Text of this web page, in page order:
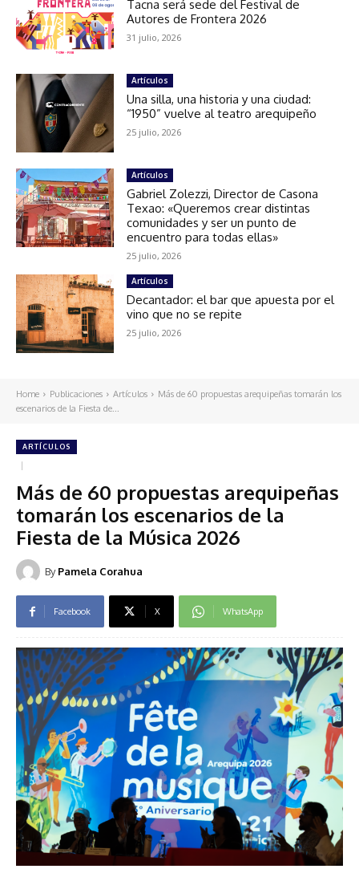
Tacna será sede del Festival de
Autores de Frontera 2026
31 julio, 2026
Artículos
Una silla, una historia y una ciudad:
“1950” vuelve al teatro arequipeño
25 julio, 2026
Artículos
Gabriel Zolezzi, Director de Casona
Texao: «Queremos crear distintas
comunidades y ser un punto de
encuentro para todas ellas»
25 julio, 2026
Artículos
Decantador: el bar que apuesta por el
vino que no se repite
25 julio, 2026